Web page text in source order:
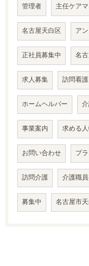
管理者 主任ケア
名古屋天白区 ア
正社員募集中 名
求人募集 訪問看護
ホームヘルパー
事業案内 求める
お問い合わせ プ
訪問介護 介護職
募集中 名古屋市